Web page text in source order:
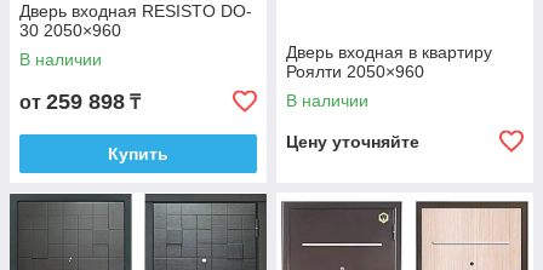
Дверь входная RESISTO DO-
30 2050×960
В наличии
от 259 898 ₸
Купить
Дверь входная в квартиру
Роялти 2050×960
В наличии
Цену уточняйте